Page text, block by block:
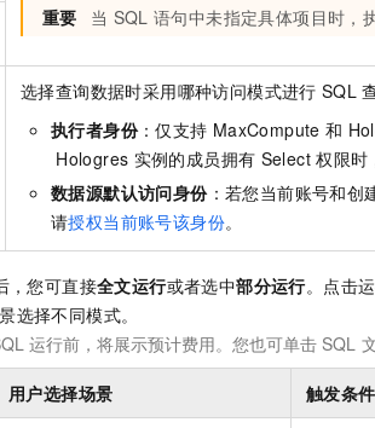
重要 当 SQL 语句中未指定具体项目时，
选择查询数据时采用哪种访问模式进行 SQL
执行者身份：仅支持 MaxCompute 和
Hologres 实例的成员拥有 Select 权限时
数据源默认访问身份：若您当前账号和创
请授权当前账号该身份。
，您可直接全文运行或者选中部分运行。点击
选择不同模式。
运行前，将展示预计费用。您也可单击 SQL
用户选择场景 触发条件